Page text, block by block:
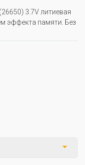
3.7V литиевая
эффекта памяти. Без